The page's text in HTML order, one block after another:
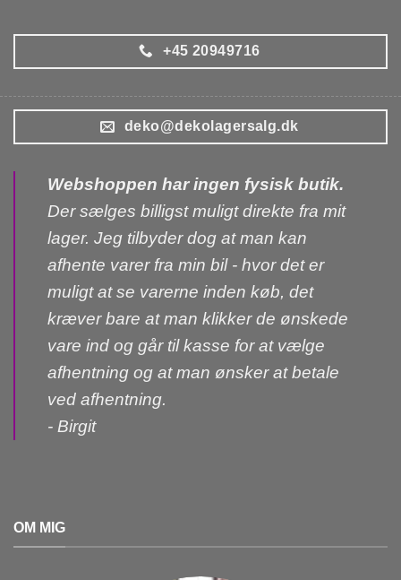
+45 20949716
deko@dekolagersalg.dk
Webshoppen har ingen fysisk butik.
Der sælges billigst muligt direkte fra mit
lager. Jeg tilbyder dog at man kan
afhente varer fra min bil - hvor det er
muligt at se varerne inden køb, det
kræver bare at man klikker de ønskede
vare ind og går til kasse for at vælge
afhentning og at man ønsker at betale
ved afhentning.
- Birgit
OM MIG